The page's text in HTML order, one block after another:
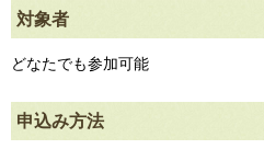
対象者
どなたでも参加可能
申込み方法